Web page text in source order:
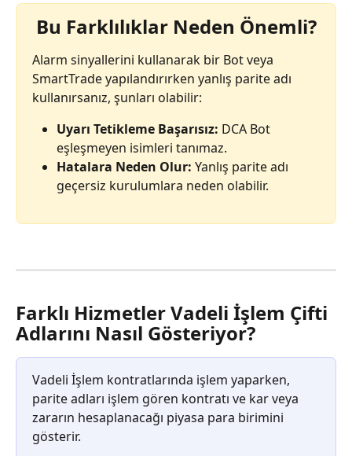
Bu Farklılıklar Neden Önemli?
Alarm sinyallerini kullanarak bir Bot veya
SmartTrade yapılandırırken yanlış parite adı
kullanırsanız, şunları olabilir:
Uyarı Tetikleme Başarısız: DCA Bot
eşleşmeyen isimleri tanımaz.
Hatalara Neden Olur: Yanlış parite adı
geçersiz kurulumlara neden olabilir.
Farklı Hizmetler Vadeli İşlem Çifti
Adlarını Nasıl Gösteriyor?
Vadeli İşlem kontratlarında işlem yaparken,
parite adları işlem gören kontratı ve kar veya
zararın hesaplanacağı piyasa para birimini
gösterir.